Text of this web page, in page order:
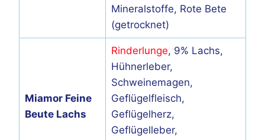
Mineralstoffe, Rote Bete
(getrocknet)
Miamor Feine
Beute Lachs
Rinderlunge, 9% Lachs,
Hühnerleber,
Schweinemagen,
Geflügelfleisch,
Geflügelherz,
Geflügelleber,